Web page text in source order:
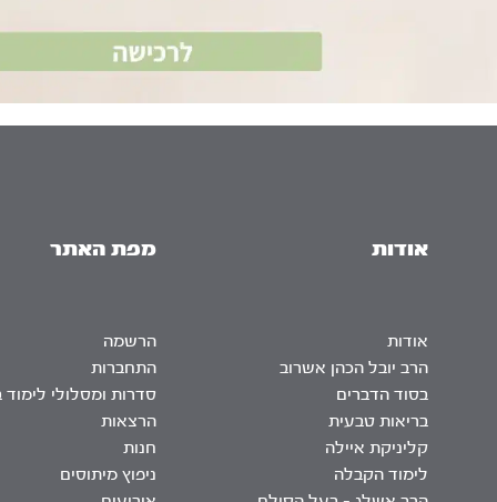
אודות
אודות
הרב יובל הכהן אשרוב
בסוד הדברים
בריאות טבעית
קליניקת איילה
לימוד הקבלה
מפת האתר
הרשמה
התחברות
סדרות ומסלולי
הרצאות
חנות
ניפוץ מיתוסים